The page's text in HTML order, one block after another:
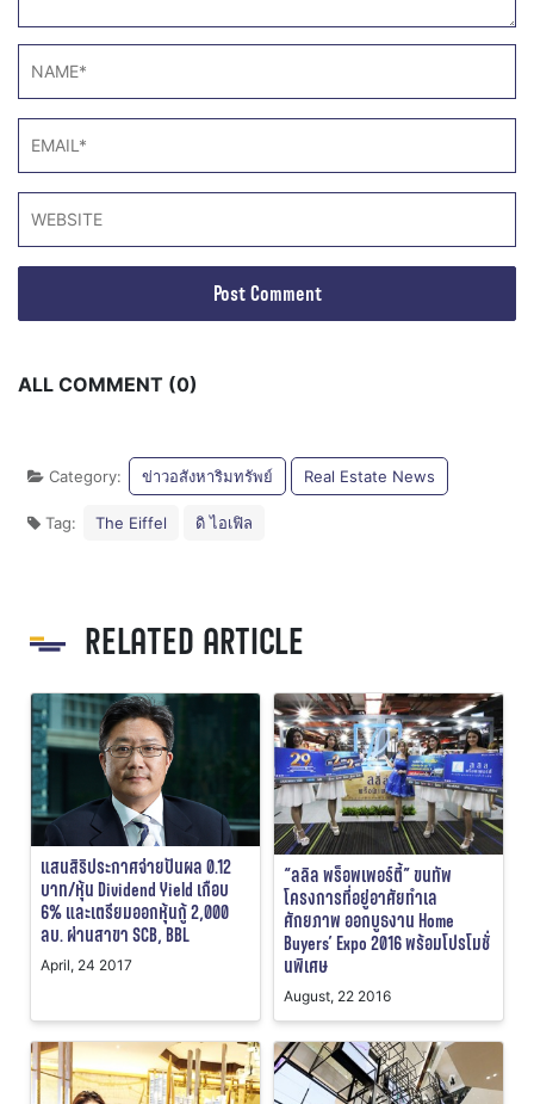
ALL COMMENT (0)
Category: ข่าวอสังหาริมทรัพย์ Real Estate News
Tag: The Eiffel ดิ ไอเฟิล
RELATED ARTICLE
แสนสิริประกาศจ่ายปันผล 0.12
บาท/หุ้น Dividend Yield เกือบ
6% และเตรียมออกหุ้นกู้ 2,000
ลบ. ผ่านสาขา SCB, BBL
April, 24 2017
“ลลิล พร็อพเพอร์ตี้” ขนทัพ
โครงการที่อยู่อาศัยทำเล
ศักยภาพ ออกบูธงาน Home
Buyers’ Expo 2016 พร้อมโปรโมชั่
นพิเศษ
August, 22 2016